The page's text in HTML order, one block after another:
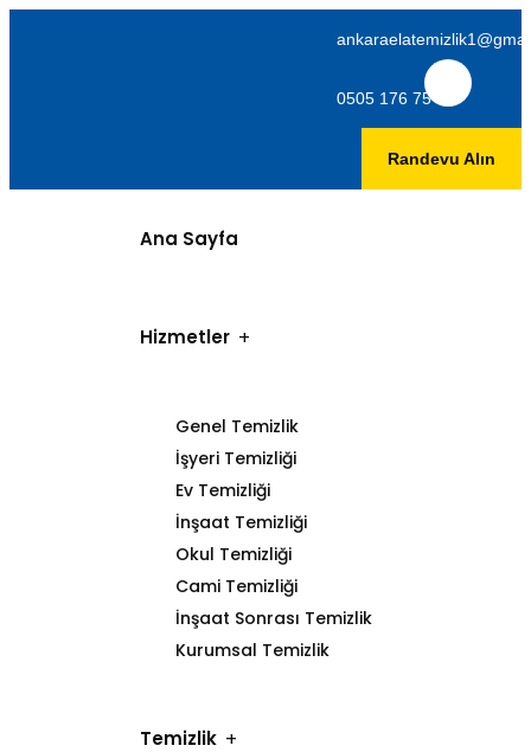
0505 176 75 06
Randevu Alın
Ana Sayfa
Hizmetler
Genel Temizlik
İşyeri Temizliği
Ev Temizliği
İnşaat Temizliği
Okul Temizliği
Cami Temizliği
İnşaat Sonrası Temizlik
Kurumsal Temizlik
Temizlik